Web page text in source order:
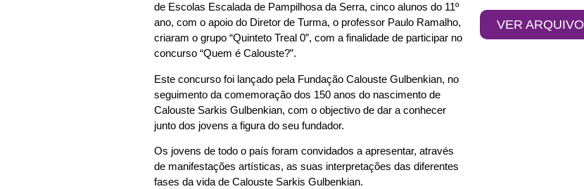
de Escolas Escalada de Pampilhosa da Serra, cinco alunos do 11º
ano, com o apoio do Diretor de Turma, o professor Paulo Ramalho,
criaram o grupo “Quinteto Treal 0”, com a finalidade de participar no
concurso “Quem é Calouste?”.
Este concurso foi lançado pela Fundação Calouste Gulbenkian, no
seguimento da comemoração dos 150 anos do nascimento de
Calouste Sarkis Gulbenkian, com o objectivo de dar a conhecer
junto dos jovens a figura do seu fundador.
Os jovens de todo o país foram convidados a apresentar, através
de manifestações artísticas, as suas interpretações das diferentes
fases da vida de Calouste Sarkis Gulbenkian.
VER ARQUIVO